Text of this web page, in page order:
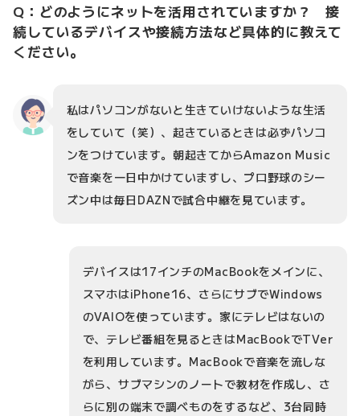
Q：どのようにネットを活用されていますか？ 接
続しているデバイスや接続方法など具体的に教えて
ください。
私はパソコンがないと生きていけないような生活
をしていて（笑）、起きているときは必ずパソコ
ンをつけています。朝起きてからAmazon Music
で音楽を一日中かけていますし、プロ野球のシー
ズン中は毎日DAZNで試合中継を見ています。
デバイスは17インチのMacBookをメインに、
スマホはiPhone16、さらにサブでWindows
のVAIOを使っています。家にテレビはないの
で、テレビ番組を見るときはMacBookでTVer
を利用しています。MacBookで音楽を流しな
がら、サブマシンのノートで教材を作成し、さ
らに別の端末で調べものをするなど、3台同時